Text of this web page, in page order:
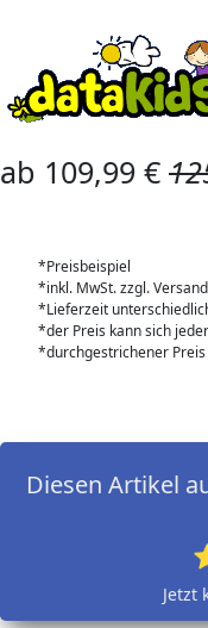
ab 109,99 €
*Preisbeispiel
*inkl. MwSt. zzgl. Versand
*Lieferzeit
*der Preis kann sich
*durchgestrichener
Diesen Artikel
Jetzt